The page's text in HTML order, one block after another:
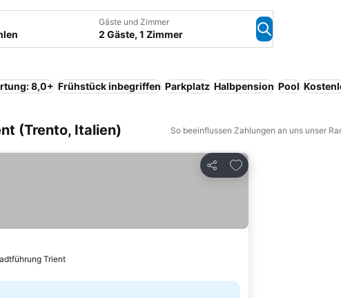
Gäste und Zimmer
2 Gäste, 1 Zimmer
8,0+ Frühstück inbegriffen Parkplatz Halbpension Pool
(Trento, Italien) So beeinflussen Zahlungen an uns unser
Teilen
Zu Favoriten
Trient